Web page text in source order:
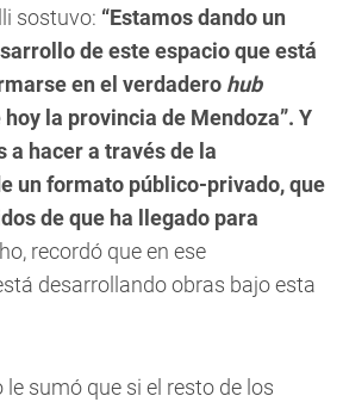
sostuvo: “Estamos dando un
de este espacio que está
en el verdadero hub
la provincia de Mendoza”. Y
a hacer a través de la
un formato público-privado, que
de que ha llegado para
recordó que en ese
desarrollando obras bajo esta
le sumó que si el resto de los